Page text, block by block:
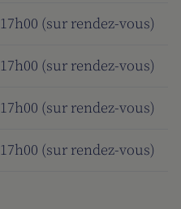
(sur rendez-vous)
(sur rendez-vous)
(sur rendez-vous)
(sur rendez-vous)